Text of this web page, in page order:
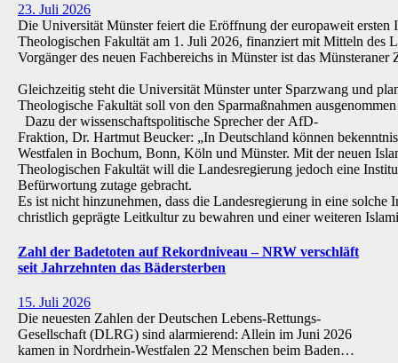
23. Juli 2026
Die Universität Münster feiert die Eröffnung der europaweit ersten
Theologischen Fakultät am 1. Juli 2026, finanziert mit Mitteln des
Vorgänger des neuen Fachbereichs in Münster ist das
Gleichzeitig steht die Universität Münster unter Sparzwang und
Theologische Fakultät soll von den Sparmaßnahmen
Dazu der wissenschaftspolitische Sprecher der AfD-
Fraktion, Dr. Hartmut Beucker: „In Deutschland können
Westfalen in Bochum, Bonn, Köln und Münster. Mit der neuen
Theologischen Fakultät will die Landesregierung jedoch eine
Befürwortung zutage gebracht.
Es ist nicht hinzunehmen, dass die Landesregierung in eine
christlich geprägte Leitkultur zu bewahren und einer weiteren
Zahl der Badetoten auf Rekordniveau – NRW verschläft
seit Jahrzehnten das Bädersterben
15. Juli 2026
Die neuesten Zahlen der Deutschen Lebens-Rettungs-
Gesellschaft (DLRG) sind alarmierend: Allein im Juni 2026
kamen in Nordrhein-Westfalen 22 Menschen beim Baden…